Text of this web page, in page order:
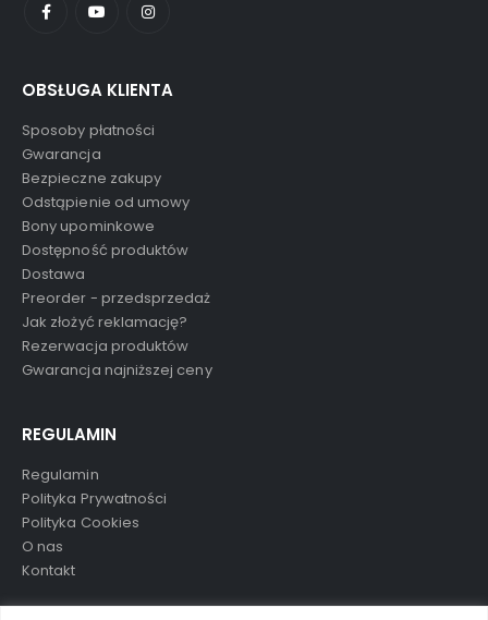
OBSŁUGA KLIENTA
Sposoby płatności
Gwarancja
Bezpieczne zakupy
Odstąpienie od umowy
Bony upominkowe
Dostępność produktów
Dostawa
Preorder - przedsprzedaż
Jak złożyć reklamację?
Rezerwacja produktów
Gwarancja najniższej ceny
REGULAMIN
Regulamin
Polityka Prywatności
Polityka Cookies
O nas
Kontakt